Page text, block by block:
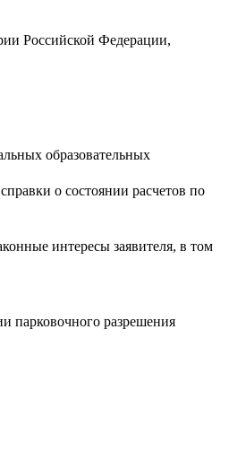
Российской Федерации,
образовательных
о состоянии расчетов по
интересы заявителя, в том
парковочного разрешения